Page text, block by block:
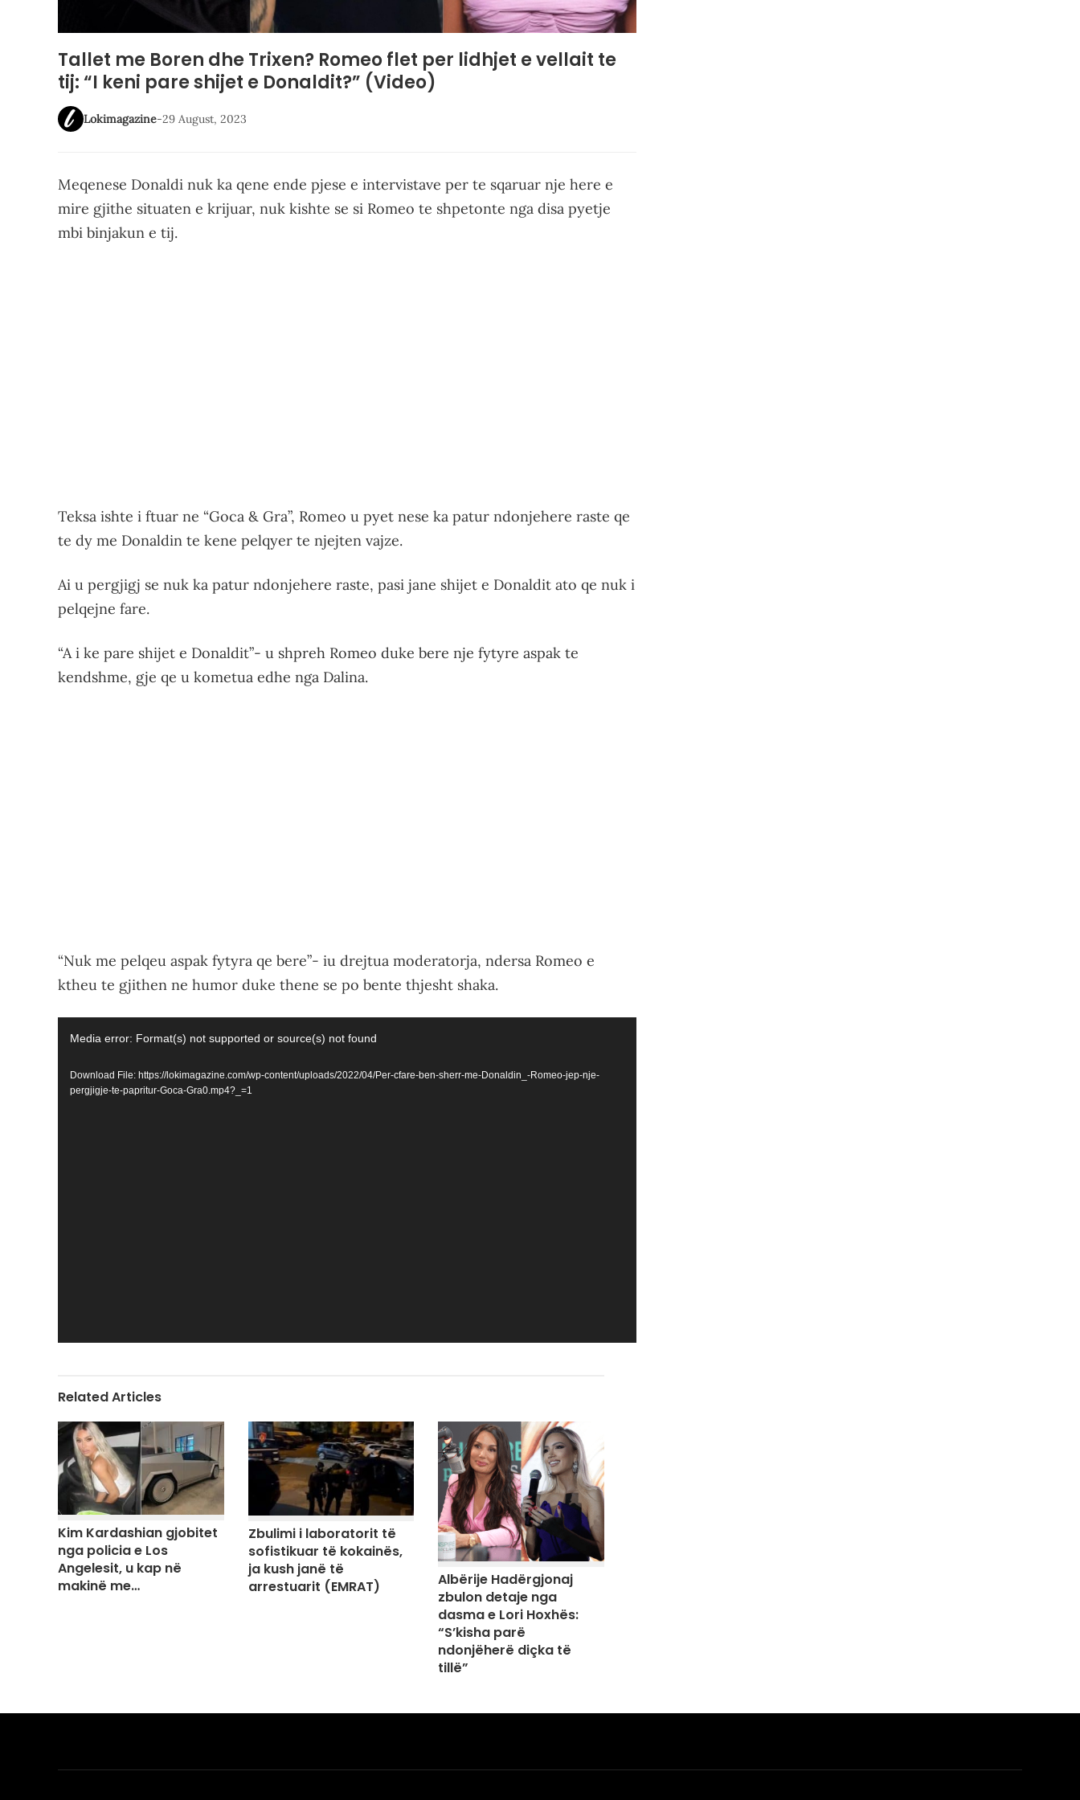
Tallet me Boren dhe Trixen? Romeo flet per lidhjet e vellait te
tij: “I keni pare shijet e Donaldit?” (Video)
Lokimagazine-29 August, 2023
Meqenese Donaldi nuk ka qene ende pjese e intervistave per te sqaruar nje here e
mire gjithe situaten e krijuar, nuk kishte se si Romeo te shpetonte nga disa pyetje
mbi binjakun e tij.
Teksa ishte i ftuar ne “Goca & Gra”, Romeo u pyet nese ka patur ndonjehere raste qe
te dy me Donaldin te kene pelqyer te njejten vajze.
Ai u pergjigj se nuk ka patur ndonjehere raste, pasi jane shijet e Donaldit ato qe nuk i
pelqejne fare.
“A i ke pare shijet e Donaldit”- u shpreh Romeo duke bere nje fytyre aspak te
kendshme, gje qe u kometua edhe nga Dalina.
“Nuk me pelqeu aspak fytyra qe bere”- iu drejtua moderatorja, ndersa Romeo e
ktheu te gjithen ne humor duke thene se po bente thjesht shaka.
Media error: Format(s) not supported or source(s) not found
Download File: https://lokimagazine.com/wp-content/uploads/2022/04/Per-cfare-ben-sherr-me-Donaldin_-Romeo-jep-nje-
pergjigje-te-papritur-Goca-Gra0.mp4?_=1
Related Articles
Kim Kardashian gjobitet
nga policia e Los
Angelesit, u kap në
makinë me…
Zbulimi i laboratorit të
sofistikuar të kokainës,
ja kush janë të
arrestuarit (EMRAT)
Albërije Hadërgjonaj
zbulon detaje nga
dasma e Lori Hoxhës:
“S’kisha parë
ndonjëherë diçka të
tillë”